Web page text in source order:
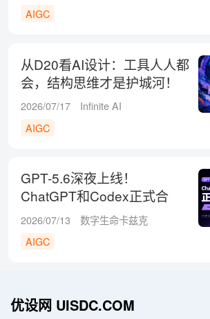
AIGC
从D20看AI设计：工具人人都
会，结构思维才是护城河！
2026/07/17
Infinite AI
AIGC
GPT-5.6深夜上线！
ChatGPT和Codex正式合
并，一个时代结束了
2026/07/13
数字生命卡兹克
AIGC
优设网 UISDC.COM